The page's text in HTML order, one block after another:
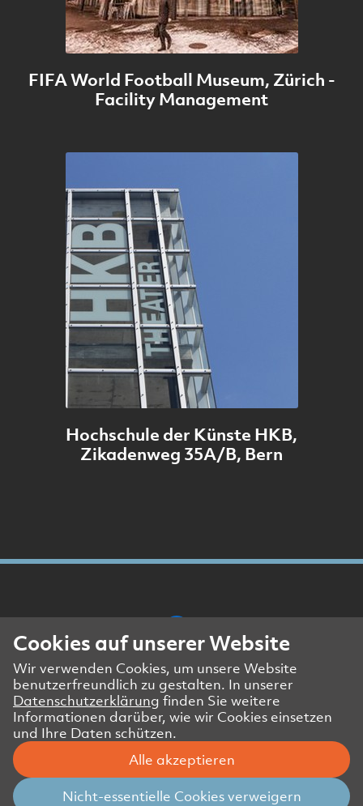
FIFA World Football Museum, Zürich -
Facility Management
Hochschule der Künste HKB,
Zikadenweg 35A/B, Bern
Presse- und Medienkontakt
Impressum
Datenschutzerklärung Website
Datenschutzerklärung Geschäftspartner
© Amstein + Walthert Holding AG
Cookies auf unserer Website
Wir verwenden Cookies, um unsere Website
benutzerfreundlich zu gestalten. In unserer
Datenschutzerklärung finden Sie weitere
Informationen darüber, wie wir Cookies einsetzen
und Ihre Daten schützen.
Alle akzeptieren
Nicht-essentielle Cookies verweigern